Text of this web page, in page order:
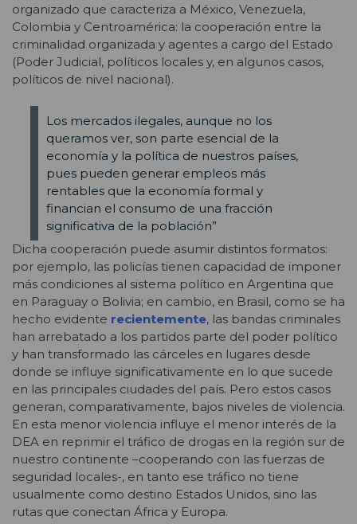
organizado que caracteriza a México, Venezuela,
Colombia y Centroamérica: la cooperación entre la
criminalidad organizada y agentes a cargo del Estado
(Poder Judicial, políticos locales y, en algunos casos,
políticos de nivel nacional).
Los mercados ilegales, aunque no los
queramos ver, son parte esencial de la
economía y la política de nuestros países,
pues pueden generar empleos más
rentables que la economía formal y
financian el consumo de una fracción
significativa de la población”
Dicha cooperación puede asumir distintos formatos:
por ejemplo, las policías tienen capacidad de imponer
más condiciones al sistema político en Argentina que
en Paraguay o Bolivia; en cambio, en Brasil, como se ha
hecho evidente recientemente, las bandas criminales
han arrebatado a los partidos parte del poder político
y han transformado las cárceles en lugares desde
donde se influye significativamente en lo que sucede
en las principales ciudades del país. Pero estos casos
generan, comparativamente, bajos niveles de violencia.
En esta menor violencia influye el menor interés de la
DEA en reprimir el tráfico de drogas en la región sur de
nuestro continente –cooperando con las fuerzas de
seguridad locales-, en tanto ese tráfico no tiene
usualmente como destino Estados Unidos, sino las
rutas que conectan África y Europa.